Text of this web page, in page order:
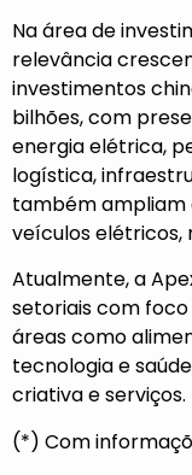
Na área de
relevância
investimentos
bilhões, com
energia elétrica,
logística,
também
veículos elétricos,
Atualmente, a
setoriais com
áreas como
tecnologia e
criativa e serviços.
(*) Com